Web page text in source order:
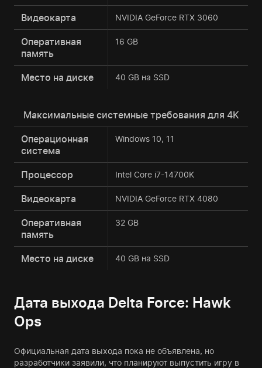
Видеокарта NVIDIA GeForce RTX 3060
Оперативная
память
16 GB
Место на диске 40 GB на SSD
Максимальные системные требования для 4K
Операционная
система
Windows 10, 11
Процессор Intel Core i7-14700K
Видеокарта NVIDIA GeForce RTX 4080
Оперативная
память
32 GB
Место на диске 40 GB на SSD
Дата выхода Delta Force: Hawk
Ops
Официальная дата выхода пока не объявлена, но
разработчики заявили, что планируют выпустить игру в